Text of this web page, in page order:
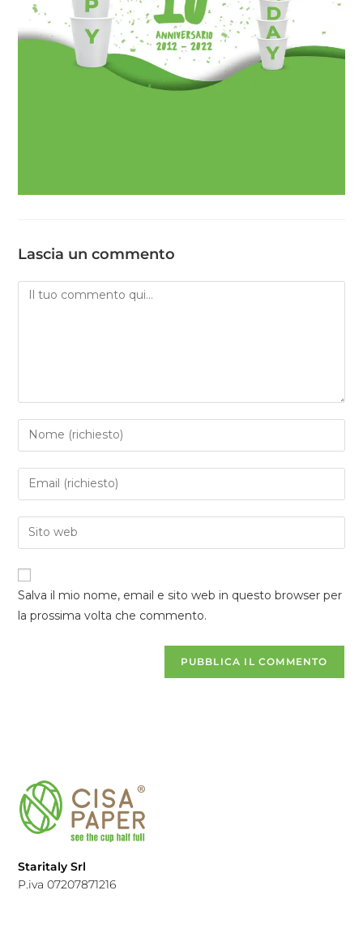
Lascia un commento
Salva il mio nome, email e sito web in questo browser per
la prossima volta che commento.
Staritaly Srl
P.iva 07207871216